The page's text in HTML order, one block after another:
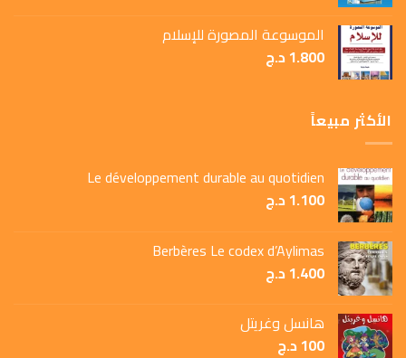
الموسوعة المصورة للإسلام
1.800د.ج
الأكثر مبيعاً
Le développement durable au quotidien
1.100د.ج
Berbères Le codex d’Aylimas
1.400د.ج
هانسل وغريتل
100د.ج